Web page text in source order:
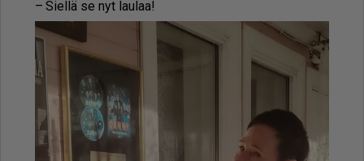
– Siel­lä se nyt lau­laa!